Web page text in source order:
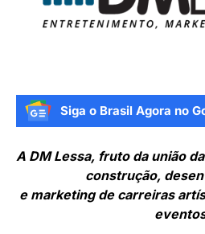
Siga o Brasil Agora no
A DM Lessa, fruto da união
construção,
e marketing de carreiras